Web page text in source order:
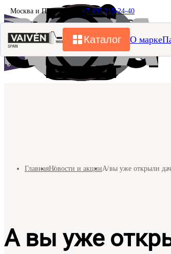
Москва и Подмосковье +7 495 215-24-40
Каталог О марке
ГлавнаяНовости и акцииА вы уже открыли
А вы уже